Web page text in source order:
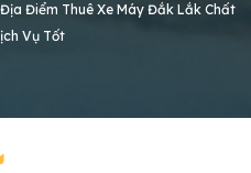
Điểm Thuê Xe Máy Đắk Lắk Chất
Vụ Tốt